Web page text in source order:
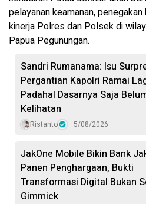
pelayanan keamanan,
kinerja Polres dan Polsek di
Papua Pegunungan.
Sandri Rumanama: Isu
Pergantian Kapolri Ramai
Padahal Dasarnya Saja
Kelihatan
Ristanto 5/08/2026
JakOne Mobile Bikin Bank
Panen Penghargaan, Bukti
Transformasi Digital Bukan
Gimmick